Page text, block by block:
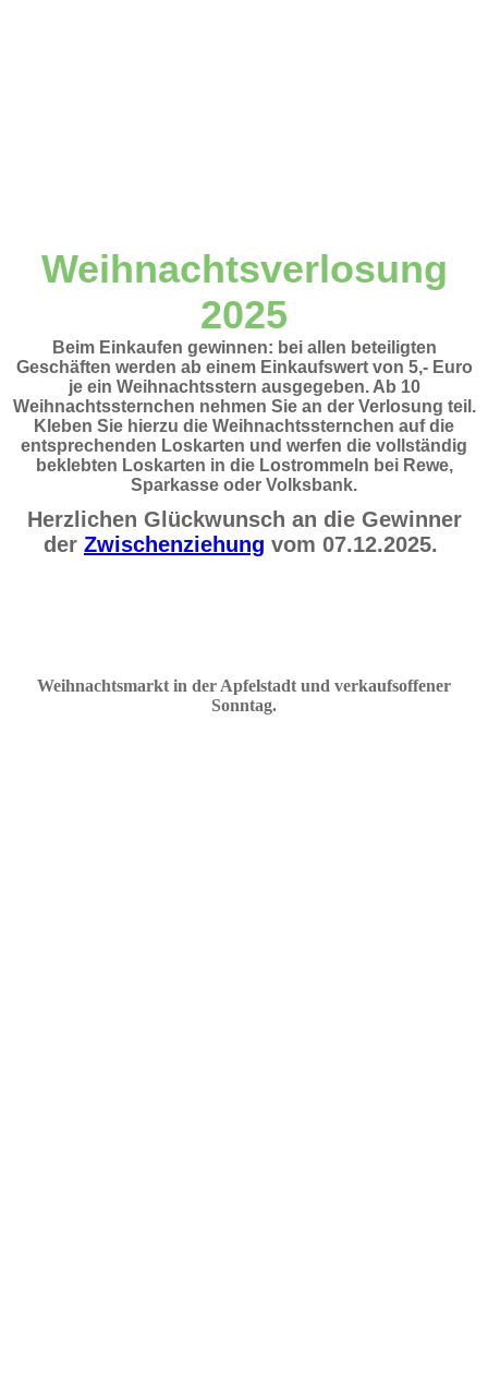
Weihnachtsverlosung
2025
Beim Einkaufen gewinnen: bei allen beteiligten
Geschäften werden ab einem Einkaufswert von 5,- Euro
je ein Weihnachtsstern ausgegeben. Ab 10
Weihnachtssternchen nehmen Sie an der Verlosung teil.
Kleben Sie hierzu die Weihnachtssternchen auf die
entsprechenden Loskarten und werfen die vollständig
beklebten Loskarten in die Lostrommeln bei Rewe,
Sparkasse oder Volksbank.
Herzlichen Glückwunsch an die Gewinner
der Zwischenziehung vom 07.12.2025.
Weihnachtsmarkt in der Apfelstadt und verkaufsoffener
Sonntag.